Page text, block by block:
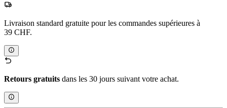
Livraison standard gratuite pour les commandes supérieures à
39 CHF.
Retours gratuits dans les 30 jours suivant votre achat.